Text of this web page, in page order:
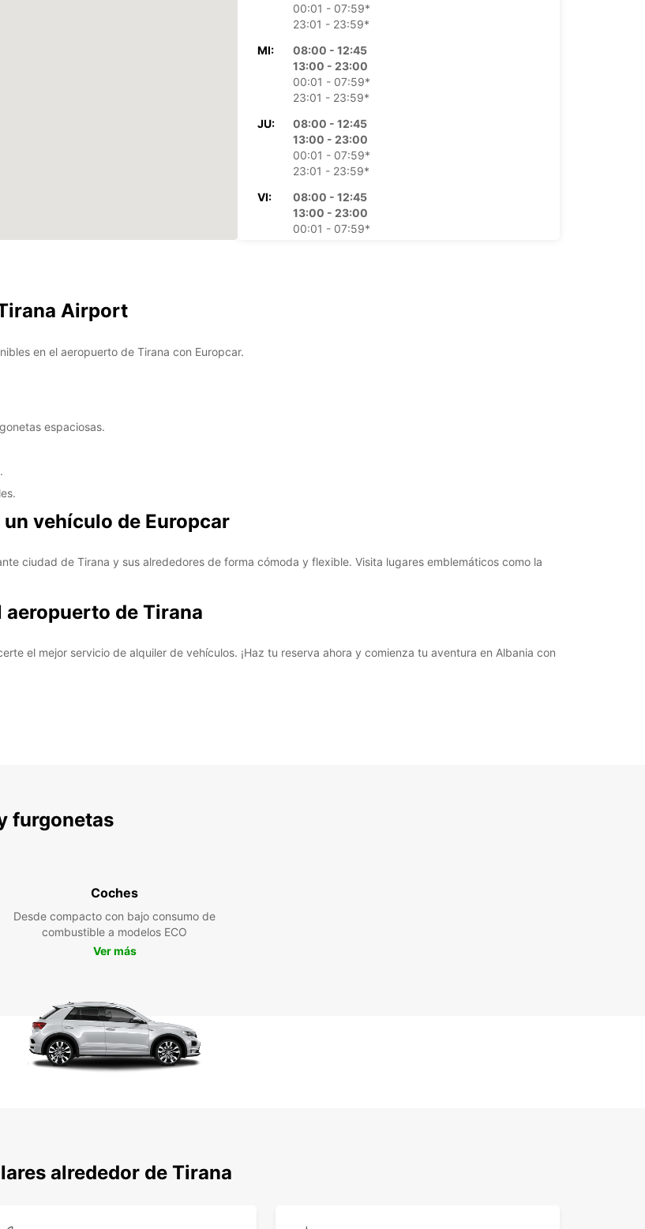
00:01 - 07:59*
23:01 - 23:59*
MI:
08:00 - 12:45
13:00 - 23:00
00:01 - 07:59*
23:01 - 23:59*
JU:
08:00 - 12:45
13:00 - 23:00
00:01 - 07:59*
23:01 - 23:59*
VI:
08:00 - 12:45
13:00 - 23:00
00:01 - 07:59*
Airport
en el aeropuerto de Tirana con Europcar.
espaciosas.
vehículo de Europcar
ciudad de Tirana y sus alrededores de forma cómoda y flexible. Visita lugares emblemáticos como la
aeropuerto de Tirana
el mejor servicio de alquiler de vehículos. ¡Haz tu reserva ahora y comienza tu aventura en Albania con
furgonetas
Coches
Desde compacto con bajo consumo de
combustible a modelos ECO
Ver más
alrededor de Tirana